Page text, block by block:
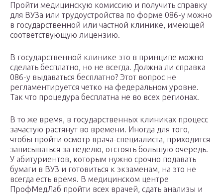
Пройти медицинскую комиссию и получить справку
для ВУЗа или трудоустройства по форме 086-у можно
в государственной или частной клинике, имеющей
соответствующую лицензию.
В государственной клинике это в принципе можно
сделать бесплатно, но не всегда. Должна ли справка
086-у выдаваться бесплатно? Этот вопрос не
регламентируется четко на федеральном уровне.
Так что процедура бесплатна не во всех регионах.
В то же время, в государственных клиниках процесс
зачастую растянут во времени. Иногда для того,
чтобы пройти осмотр врача-специалиста, приходится
записываться за неделю, отстоять большую очередь.
У абитуриентов, которым нужно срочно подавать
бумаги в ВУЗ и готовиться к экзаменам, на это не
всегда есть время. В медицинском центре
ПрофМедЛаб пройти всех врачей, сдать анализы и